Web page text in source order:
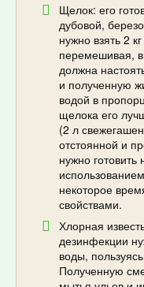
Щелок: его
дубовой,
нужно взять 2
перемешивая,
должна
и полученную
водой в
щелока его
(2 л
отстоянной и
нужно
некоторое
свойствами.
Хлорная
дезинфекции
воды,
Полученную